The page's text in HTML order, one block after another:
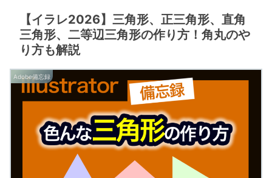
【イラレ2026】三角形、正三角形、直角
三角形、二等辺三角形の作り方！角丸のや
り方も解説
Adobe備忘録